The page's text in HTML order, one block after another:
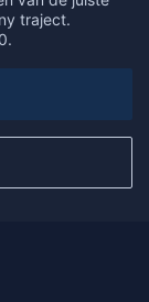
traject.